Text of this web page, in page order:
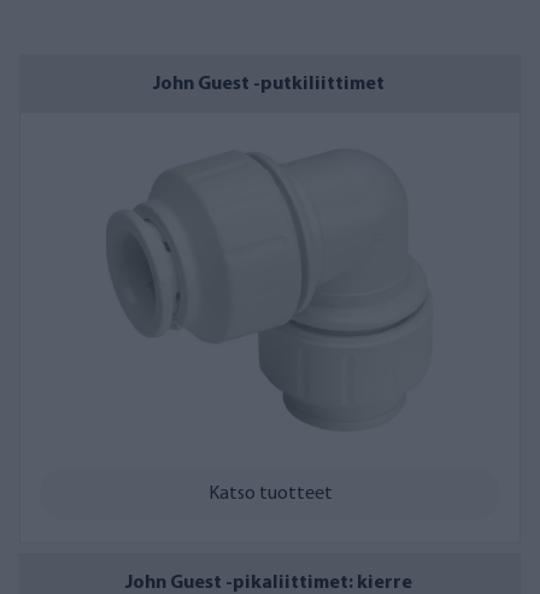
John Guest -putkiliittimet
Katso tuotteet
John Guest -pikaliittimet: kierre